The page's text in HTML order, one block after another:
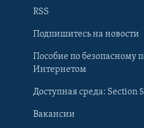
Learning English
RSS
Подпишитесь на новости
Пособие по безопасному
Интернетом
Доступная среда: Section
Вакансии